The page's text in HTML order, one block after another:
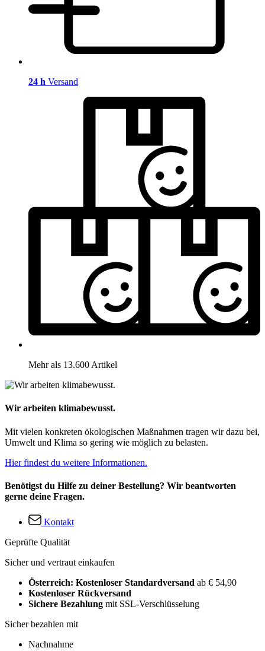
24 h Versand
Mehr als 13.600 Artikel
Wir arbeiten klimabewusst.
Mit vielen konkreten ökologischen Maßnahmen tragen wir dazu bei,
Umwelt und Klima so gering wie möglich zu belasten.
Hier findest du weitere Informationen.
Benötigst du Hilfe zu deiner Bestellung? Wir beantworten
gerne deine Fragen.
Kontakt
Geprüfte Qualität
Sicher und vertraut einkaufen
Österreich: Kostenloser Standardversand ab € 54,90
Kostenloser Rückversand
Sichere Bezahlung mit SSL-Verschlüsselung
Sicher bezahlen mit
Nachnahme